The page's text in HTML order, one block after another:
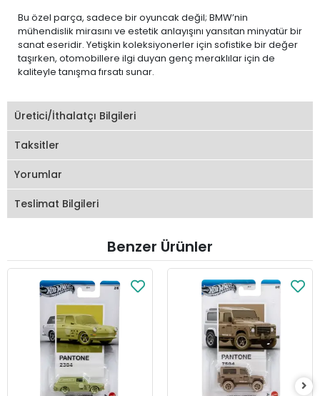
Bu özel parça, sadece bir oyuncak değil; BMW’nin
mühendislik mirasını ve estetik anlayışını yansıtan minyatür bir
sanat eseridir. Yetişkin koleksiyonerler için sofistike bir değer
taşırken, otomobillere ilgi duyan genç meraklılar için de
kaliteyle tanışma fırsatı sunar.
Üretici/İthalatçı Bilgileri
Taksitler
Yorumlar
Teslimat Bilgileri
Benzer Ürünler